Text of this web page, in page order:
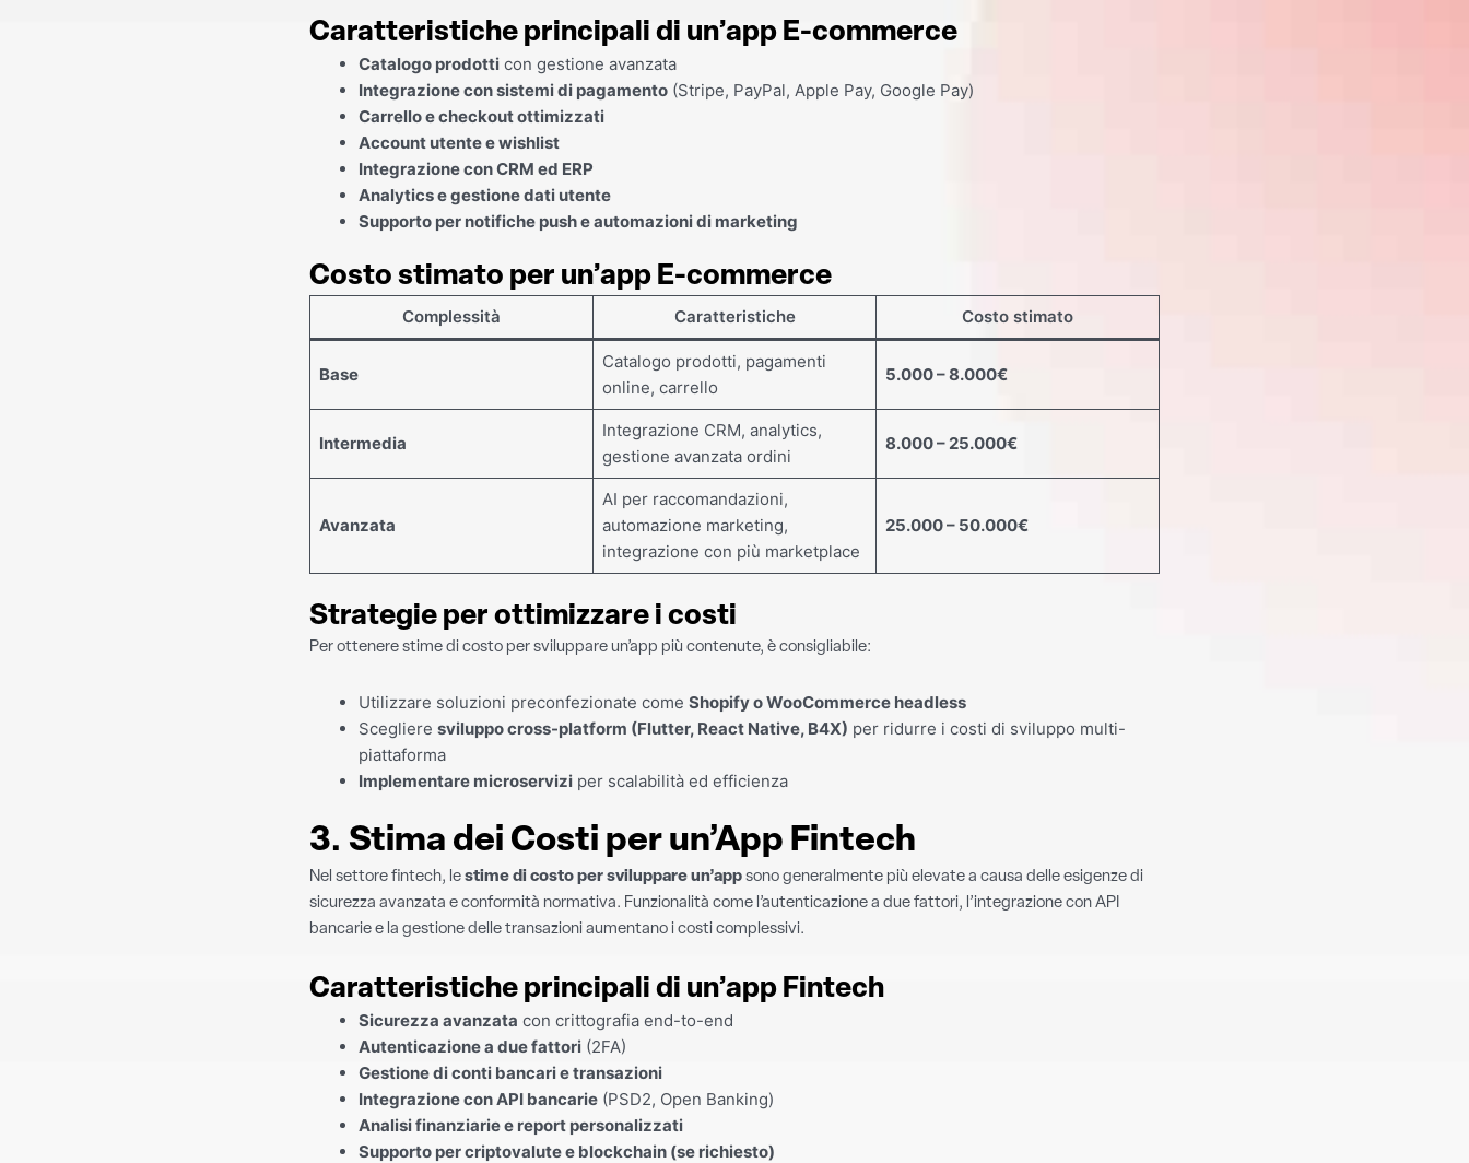
Caratteristiche principali di un’app E-commerce
Catalogo prodotti con gestione avanzata
Integrazione con sistemi di pagamento (Stripe, PayPal, Apple Pay, Google Pay)
Carrello e checkout ottimizzati
Account utente e wishlist
Integrazione con CRM ed ERP
Analytics e gestione dati utente
Supporto per notifiche push e automazioni di marketing
Costo stimato per un’app E-commerce
Complessità Caratteristiche Costo stimato
Base
Catalogo prodotti, pagamenti
online, carrello
5.000 – 8.000€
Intermedia
Integrazione CRM, analytics,
gestione avanzata ordini
8.000 – 25.000€
Avanzata
AI per raccomandazioni,
automazione marketing,
integrazione con più marketplace
25.000 – 50.000€
Strategie per ottimizzare i costi
Per ottenere stime di costo per sviluppare un’app più contenute, è consigliabile:
Utilizzare soluzioni preconfezionate come Shopify o WooCommerce headless
Scegliere sviluppo cross-platform (Flutter, React Native, B4X) per ridurre i costi di sviluppo multi-
piattaforma
Implementare microservizi per scalabilità ed efficienza
3. Stima dei Costi per un’App Fintech
Nel settore fintech, le stime di costo per sviluppare un’app sono generalmente più elevate a causa delle esigenze di
sicurezza avanzata e conformità normativa. Funzionalità come l’autenticazione a due fattori, l’integrazione con API
bancarie e la gestione delle transazioni aumentano i costi complessivi.
Caratteristiche principali di un’app Fintech
Sicurezza avanzata con crittografia end-to-end
Autenticazione a due fattori (2FA)
Gestione di conti bancari e transazioni
Integrazione con API bancarie (PSD2, Open Banking)
Analisi finanziarie e report personalizzati
Supporto per criptovalute e blockchain (se richiesto)